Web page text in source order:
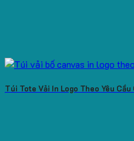
Túi Tote Vải In Logo Theo Yêu Cầu